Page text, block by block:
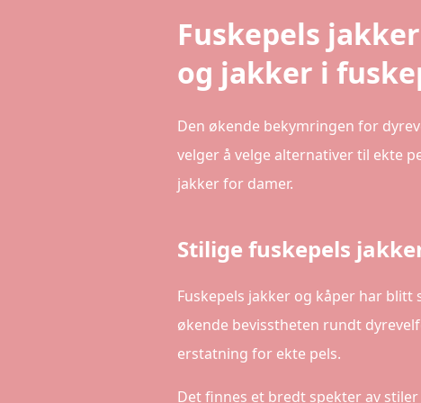
Fuskepels
og jakker i
Den økende bekymringen for
velger å velge alternativer til ekte
jakker for damer.
Stilige fuskepels
Fuskepels jakker og kåper har
økende bevisstheten rundt
erstatning for ekte pels.
Det finnes et bredt spekter av